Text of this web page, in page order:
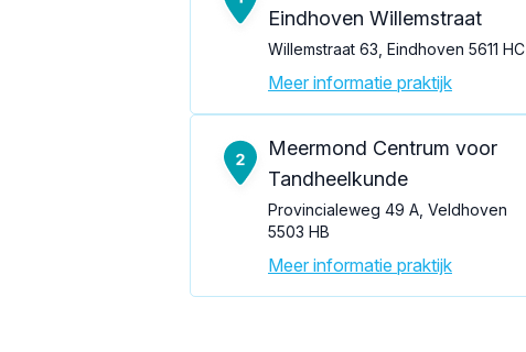
Eindhoven Willemstraat
Willemstraat 63, Eindhoven 5611 HC
Meer informatie praktijk
Meermond Centrum voor
Tandheelkunde
Provincialeweg 49 A, Veldhoven
5503 HB
Meer informatie praktijk